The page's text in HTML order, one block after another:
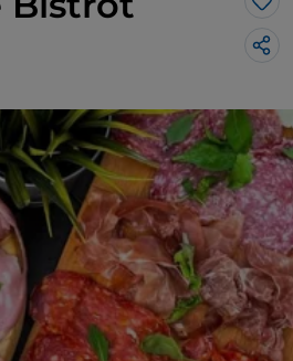
Me